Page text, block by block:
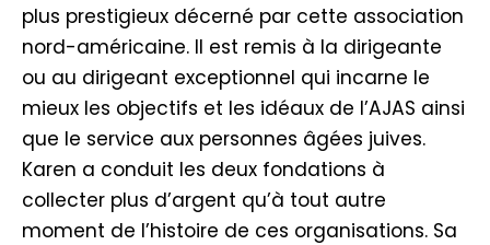
plus prestigieux décerné par cette association
nord-américaine. Il est remis à la dirigeante
ou au dirigeant exceptionnel qui incarne le
mieux les objectifs et les idéaux de l’AJAS ainsi
que le service aux personnes âgées juives.
Karen a conduit les deux fondations à
collecter plus d’argent qu’à tout autre
moment de l’histoire de ces organisations. Sa